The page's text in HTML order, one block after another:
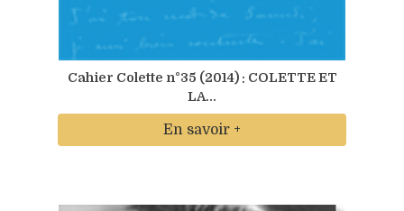
Cahier Colette n°35 (2014) : COLETTE ET
LA...
En savoir +